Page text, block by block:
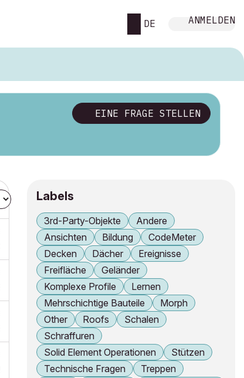
DE ANMELDEN
EINE FRAGE STELLEN
Labels
3rd-Party-Objekte
Andere
Ansichten
Bildung
CodeMeter
Decken
Dächer
Ereignisse
Freifläche
Geländer
Komplexe Profile
Lernen
Mehrschichtige Bauteile
Morph
Other
Roofs
Schalen
Schraffuren
Solid Element Operationen
Stützen
Technische Fragen
Treppen